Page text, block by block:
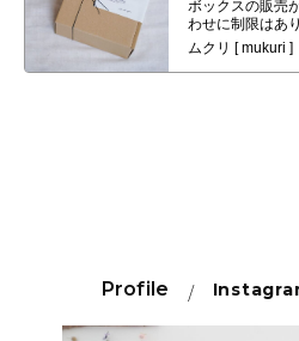
Profile